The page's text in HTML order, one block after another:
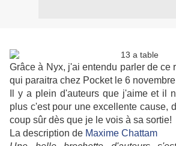
Grâce à Nyx, j'ai entendu parler de ce
qui paraitra chez Pocket le 6
Il y a plein d'auteurs que j'aime et il
plus c'est pour une excellente cause,
coup sûr dès que je le vois à sa sortie!
La description de Maxime Chattam